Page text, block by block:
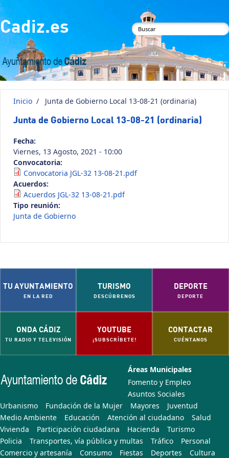
Pasar al contenido principal
Cadiz.es
Formulario de
búsqueda
Inicio / Junta de Gobierno Local 13-08-21 (ordinaria)
Junta de Gobierno Local 13-08-21 (ordinaria)
Fecha:
Viernes, 13 Agosto, 2021 - 10:00
Convocatoria:
Convocatoria JGL-32 13-08-21.pdf
Acuerdos:
Acuerdos JGL-32 13-08-21.pdf
Tipo reunión:
Junta de Gobierno
TU AYUNTAMIENTO
EN LA RED
TURISMO
DESCÚBRENOS
DEPORTE
DEPORTE
ONDA CÁDIZ
TU RADIO Y TELEVISIÓN
YOUTUBE
¡SUBSCRÍBETE!
CONTACTAR
CUÉNTANOS
Áreas Municipales
Fomento y Empleo
Asuntos Sociales
Urbanismo
Fundación de la Mujer Mayores
Juventud
Medio Ambiente
Educación Atención al ciudadano
Salud
Vivienda
Participación ciudadana Hacienda
Turismo
Policia
Transportes, vía pública y multas Tráfico
Personal
Comercio y artesanía
Consumo Fiestas Deportes Cultura